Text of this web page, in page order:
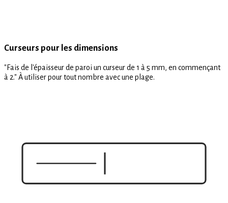
Curseurs pour les dimensions
"Fais de l'épaisseur de paroi un curseur de 1 à 5 mm, en commençant
à 2." À utiliser pour tout nombre avec une plage.